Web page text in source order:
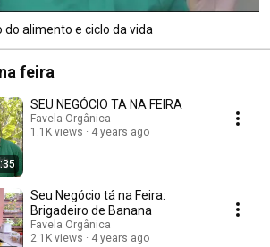
do alimento e ciclo da vida
feira
SEU NEGÓCIO TA NA FEIRA
Favela Orgânica
1.1K views
4 years ago
Seu Negócio tá na Feira:
Brigadeiro de Banana
Favela Orgânica
2.1K views
4 years ago